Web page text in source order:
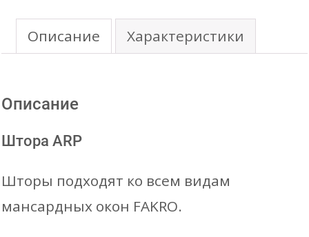
(группа
1)
Описание Характеристики
Описание
Штора ARP
Шторы подходят ко всем видам
мансардных окон FAKRO.